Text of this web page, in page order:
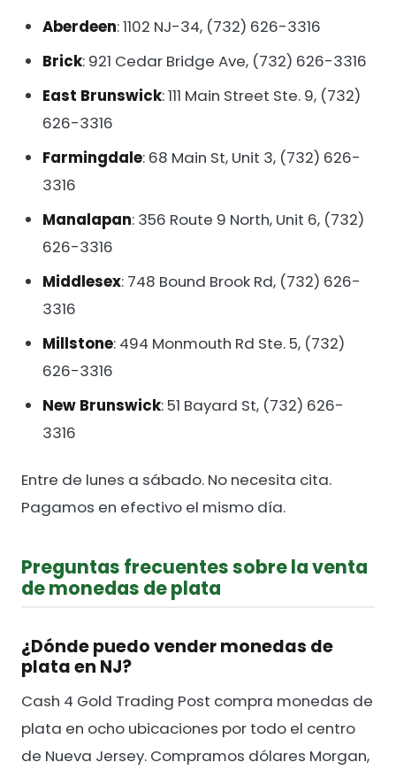
Aberdeen: 1102 NJ-34, (732) 626-3316
Brick: 921 Cedar Bridge Ave, (732) 626-3316
East Brunswick: 111 Main Street Ste. 9, (732)
626-3316
Farmingdale: 68 Main St, Unit 3, (732) 626-
3316
Manalapan: 356 Route 9 North, Unit 6, (732)
626-3316
Middlesex: 748 Bound Brook Rd, (732) 626-
3316
Millstone: 494 Monmouth Rd Ste. 5, (732)
626-3316
New Brunswick: 51 Bayard St, (732) 626-
3316
Entre de lunes a sábado. No necesita cita.
Pagamos en efectivo el mismo día.
Preguntas frecuentes sobre la venta
de monedas de plata
¿Dónde puedo vender monedas de
plata en NJ?
Cash 4 Gold Trading Post compra monedas de
plata en ocho ubicaciones por todo el centro
de Nueva Jersey. Compramos dólares Morgan,